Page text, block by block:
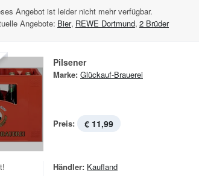
Angebot ist leider nicht mehr verfügbar.
Angebote: Bier, REWE Dortmund, 2 Brüder
Pilsener
Marke: Glückauf-Brauerei
Preis: € 11,99
Händler: Kaufland